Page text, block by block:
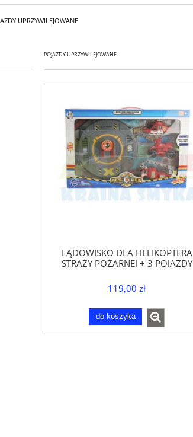
UPRZYWILEJOWANE
POJAZDY UPRZYWILEJOWANE
LĄDOWISKO DLA HELIKOPTERA
STRAŻY POŻARNEJ + 3 POJAZDY
119,00 zł
do koszyka